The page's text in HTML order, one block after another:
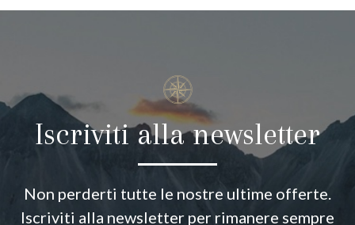
Iscriviti alla newsletter
Non perderti tutte le nostre ultime offerte.
Iscriviti alla newsletter per rimanere sempre